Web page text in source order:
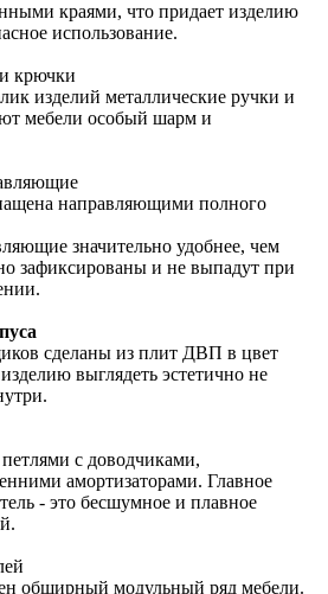
краями, что придает изделию
использование.
крючки
изделий металлические ручки и
мебели особый шарм и
направляющими полного
значительно удобнее, чем
зафиксированы и не выпадут при
сделаны из плит ДВП в цвет
выглядеть эстетично не
с доводчиками,
амортизаторами. Главное
- это бесшумное и плавное
обширный модульный ряд мебели.